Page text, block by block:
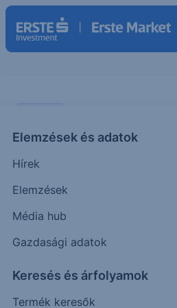
Elemzések és adatok
Hírek
Elemzések
Média hub
Gazdasági adatok
Keresés és árfolyamok
Termék keresők
cégekhez
Hamarosan izgalmas időszak
tőzsdéken, indul a